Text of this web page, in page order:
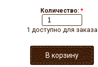
Количество: *
1 доступно для заказа